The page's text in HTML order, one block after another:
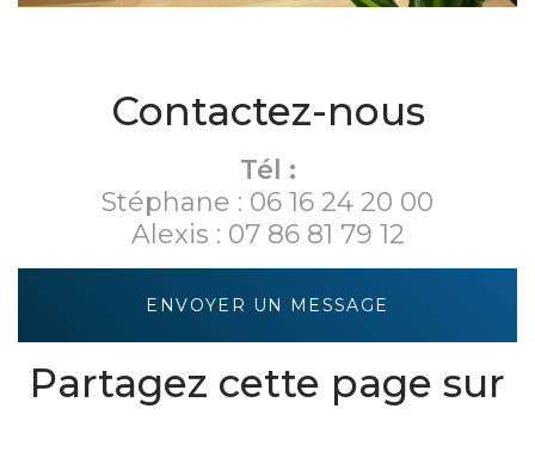
Contactez-nous
Tél :
Stéphane : 06 16 24 20 00
Alexis : 07 86 81 79 12
ENVOYER UN MESSAGE
Partagez cette page sur